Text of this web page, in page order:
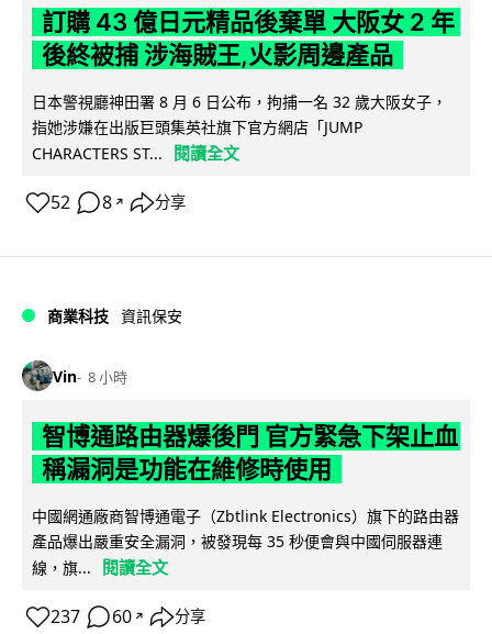
訂購 43 億日元精品後棄單 大阪女 2 年
後終被捕 涉海賊王,火影周邊產品
日本警視廳神田署 8 月 6 日公布，拘捕一名 32 歲大阪女子，
指她涉嫌在出版巨頭集英社旗下官方網店「JUMP
CHARACTERS ST...
閱讀全文
52 8 ↗ 分享
商業科技 資訊保安
Vin 8 小時
智博通路由器爆後門 官方緊急下架止血
稱漏洞是功能在維修時使用
中國網通廠商智博通電子（Zbtlink Electronics）旗下的路由器
產品爆出嚴重安全漏洞，被發現每 35 秒便會與中國伺服器連
線，旗...
閱讀全文
237 60 ↗ 分享